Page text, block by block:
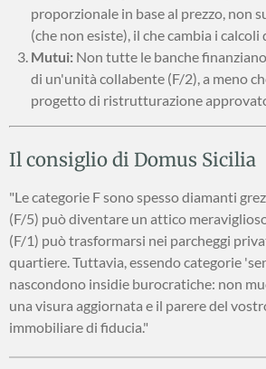
proporzionale in base al prezzo, non
(che non esiste), il che cambia i calcoli
Mutui: Non tutte le banche
di un'unità collabente (F/2), a meno
progetto di ristrutturazione
Il consiglio di Domus Sicilia
"Le categorie F sono spesso diamanti
(F/5) può diventare un attico
(F/1) può trasformarsi nei parcheggi
quartiere. Tuttavia, essendo categorie
nascondono insidie burocratiche: non
una visura aggiornata e il parere del
immobiliare di fiducia."